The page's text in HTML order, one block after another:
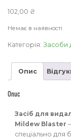
102,00 ₴
Немає в наявності
Категорія: Засоби
Опис
Опис
Засіб для
Mildew Blaster
спеціально для